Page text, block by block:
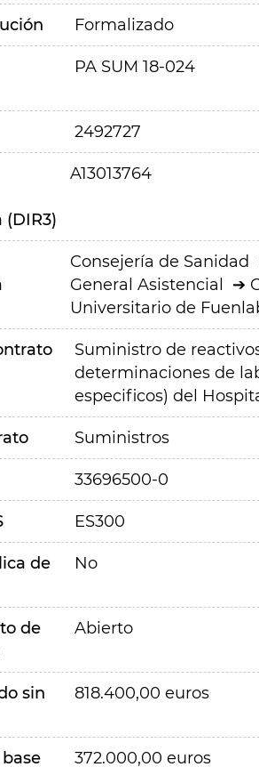
Formalizado
PA SUM 18-024
2492727
A13013764
Consejería de Sanidad
General Asistencial
Universitario de
Suministro de
determinaciones de
especificos) del
Suministros
33696500-0
ES300
de
No
de
Abierto
sin
818.400,00 euros
372.000,00 euros